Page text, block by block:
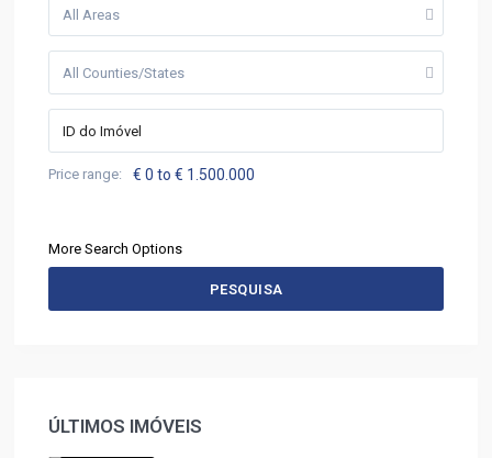
All Areas
All Counties/States
Price range: € 0 to € 1.500.000
More Search Options
PESQUISA
ÚLTIMOS IMÓVEIS